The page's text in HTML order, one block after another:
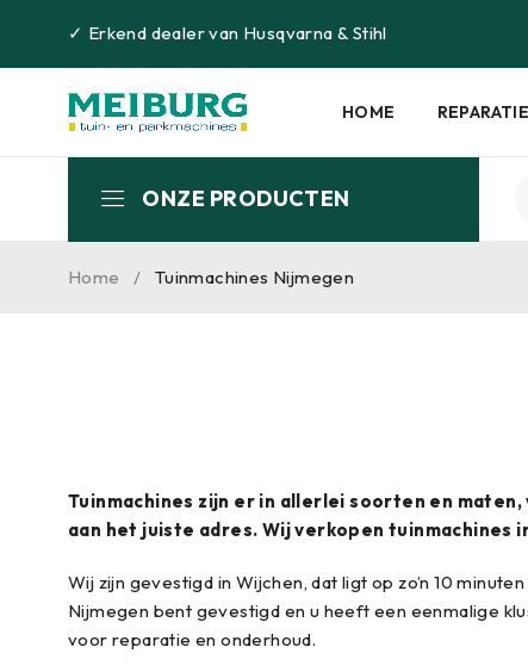
✓ Erkend dealer van Husqvarna &Stihl
HOME REPARATIE
ONZE PRODUCTEN
Home / Tuinmachines Nijmegen
Tuinmachines zijn er in allerlei soorten en
aan het juiste adres. Wij verkopen tuinmachines
Wij zijn gevestigd in Wijchen, dat ligt op zo’n 10
Nijmegen bent gevestigd en u heeft een eenmalige
voor reparatie en onderhoud.